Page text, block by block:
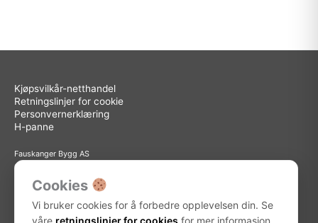
Kjøpsvilkår-netthandel
Retningslinjer for cookie
Personvernerklæring
H-panne
Fauskanger Bygg AS
Org.nr: 936 558 585
Sted: Askøy
Adresse: Storebotn 15, 5309 Kleppestø
Telefon: 56 15 15 30
E-post: info@fauskanger.byggern.no
Cookies
Vi bruker cookies for å forbedre opplevelsen din. Se
våre retningslinjer for cookies for mer informasjon.